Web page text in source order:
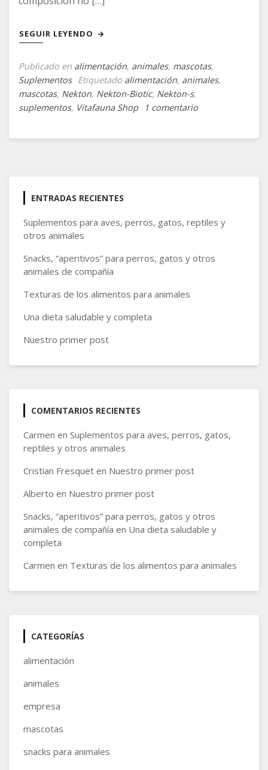
SEGUIR LEYENDO
Publicado en alimentación, animales, mascotas,
Suplementos Etiquetado alimentación, animales,
mascotas, Nekton, Nekton-Biotic, Nekton-s,
suplementos, Vitafauna Shop 1 comentarioen
otros
animales
ENTRADAS RECIENTES
Suplementos para aves, perros, gatos, reptiles y
otros animales
Snacks, “aperitivos” para perros, gatos y otros
animales de compañía
Texturas de los alimentos para animales
Una dieta saludable y completa
Nuestro primer post
COMENTARIOS RECIENTES
Carmen en Suplementos para aves, perros, gatos,
reptiles y otros animales
Cristian Fresquet en Nuestro primer post
Alberto en Nuestro primer post
Snacks, “aperitivos” para perros, gatos y otros
animales de compañía en Una dieta saludable y
completa
Carmen en Texturas de los alimentos para animales
CATEGORÍAS
alimentación
animales
empresa
mascotas
snacks para animales